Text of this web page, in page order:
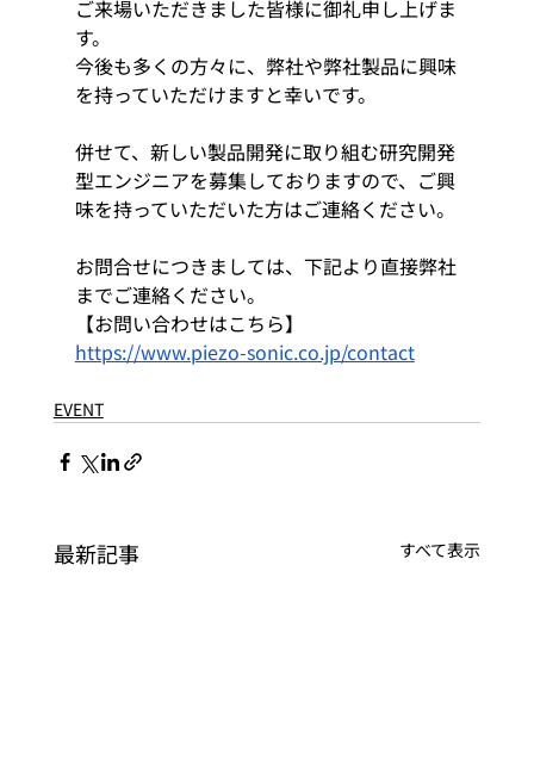
ご来場いただきました皆様に御礼申し上げま
す。
今後も多くの方々に、弊社や弊社製品に興味
を持っていただけますと幸いです。
併せて、新しい製品開発に取り組む研究開発
型エンジニアを募集しておりますので、ご興
味を持っていただいた方はご連絡ください。
お問合せにつきましては、下記より直接弊社
までご連絡ください。
【お問い合わせはこちら】
https://www.piezo-sonic.co.jp/contact
EVENT
最新記事 すべて表示